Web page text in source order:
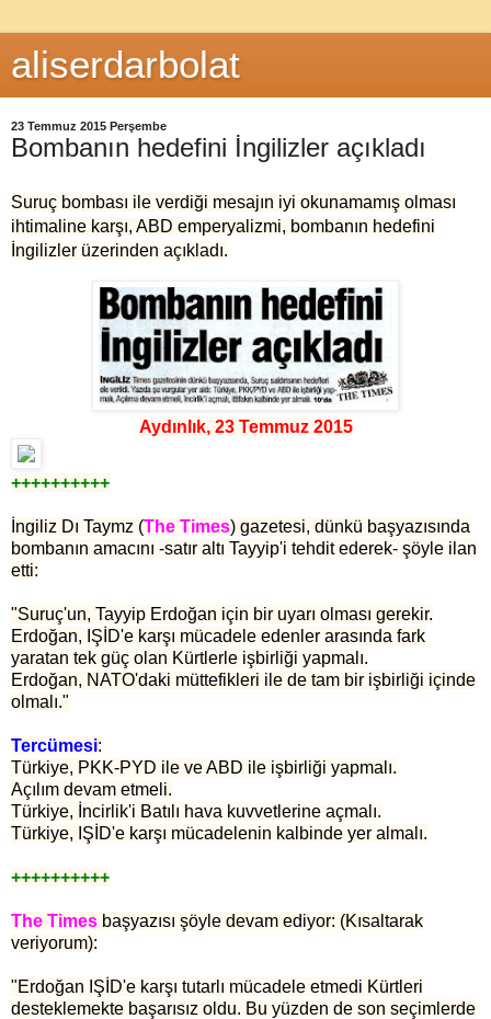
aliserdarbolat
23 Temmuz 2015 Perşembe
Bombanın hedefini İngilizler açıkladı
Suruç bombası ile verdiği mesajın iyi okunamamış olması
ihtimaline karşı, ABD emperyalizmi, bombanın hedefini
İngilizler üzerinden açıkladı.
Aydınlık, 23 Temmuz 2015
++++++++++
İngiliz Dı Taymz (The Times) gazetesi, dünkü başyazısında
bombanın amacını -satır altı Tayyip'i tehdit ederek- şöyle ilan
etti:
"Suruç'un, Tayyip Erdoğan için bir uyarı olması gerekir.
Erdoğan, IŞİD'e karşı mücadele edenler arasında fark
yaratan tek güç olan Kürtlerle işbirliği yapmalı.
Erdoğan, NATO'daki müttefikleri ile de tam bir işbirliği içinde
olmalı."
Tercümesi:
Türkiye, PKK-PYD ile ve ABD ile işbirliği yapmalı.
Açılım devam etmeli.
Türkiye, İncirlik'i Batılı hava kuvvetlerine açmalı.
Türkiye, IŞİD'e karşı mücadelenin kalbinde yer almalı.
++++++++++
The Times başyazısı şöyle devam ediyor: (Kısaltarak
veriyorum):
"Erdoğan IŞİD'e karşı tutarlı mücadele etmedi Kürtleri
desteklemekte başarısız oldu. Bu yüzden de son seçimlerde